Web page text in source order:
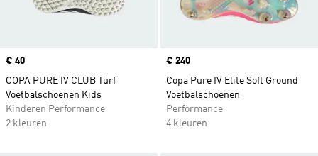
Price
€ 40
COPA PURE IV CLUB Turf
Voetbalschoenen Kids
Kinderen Performance
2 kleuren
Price
€ 240
Copa Pure IV Elite Soft Ground
Voetbalschoenen
Performance
4 kleuren